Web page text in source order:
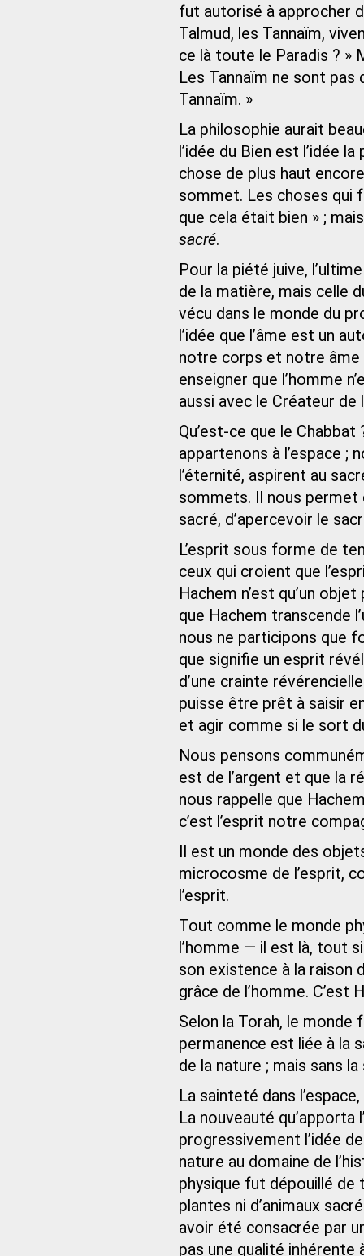
fut autorisé à approcher
Talmud, les Tannaïm,
ce là toute le Paradis ? »
Les Tannaïm ne sont pas
Tannaïm. »
La philosophie aurait
l’idée du Bien est l’idée
chose de plus haut
sommet. Les choses qui
que cela était bien » ;
sacré.
Pour la piété juive,
de la matière, mais celle
vécu dans le monde du
l’idée que l’âme est un
notre corps et notre âme
enseigner que l’homme
aussi avec le Créateur de
Qu’est-ce que le Chabbat
appartenons à l’espace
l’éternité, aspirent au
sommets. Il nous permet
sacré, d’apercevoir le
L’esprit sous forme de
ceux qui croient que
Hachem n’est qu’un
que Hachem transcende
nous ne participons que
que signifie un esprit
d’une crainte
puisse être prêt à saisir
et agir comme si le sort
Nous pensons
est de l’argent et que la
nous rappelle que
c’est l’esprit notre
Il est un monde des
microcosme de l’esprit,
l’esprit.
Tout comme le monde
l’homme — il est là, tout
son existence à la raison
grâce de l’homme. C’est
Selon la Torah, le monde
permanence est liée à la
de la nature ; mais sans
La sainteté dans
La nouveauté
progressivement l’idée
nature au domaine de
physique fut dépouillé de
plantes ni d’animaux
avoir été consacrée par
pas une qualité inhérente